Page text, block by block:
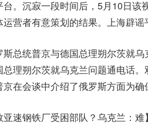
台。沉寂一段时间后，5月10日该
运营者有意策划的结果。上海辟谣
斯总统普京与德国总理朔尔茨就
总理朔尔茨就乌克兰问题通电话
京在会谈中介绍了俄罗斯方面为确
亚速钢铁厂受困部队？乌克兰：